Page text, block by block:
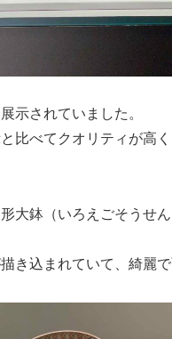
示されていました。
比べてクオリティが高
大鉢（いろえごそうせ
き込まれていて、綺麗で